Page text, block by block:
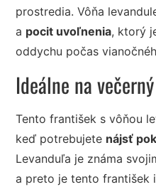
prostredia. Vôňa
a pocit uvoľnenia, ktorý
oddychu počas
Ideálne na
Tento františek s vôňou
keď potrebujete nájsť
Levanduľa je známa
a preto je tento františek